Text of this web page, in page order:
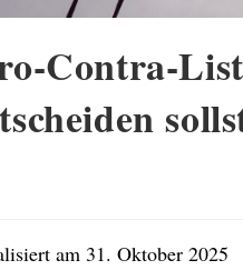
Contra-
am 31. Oktober 2025